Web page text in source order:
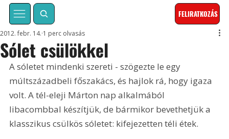
FELIRATKOZÁS
Sólet csülökkel
2012. febr. 14. 1 perc olvasás
A sóletet mindenki szereti - szögezte le egy
múltszázadbeli főszakács, és hajlok rá, hogy igaza
volt. A tél-eleji Márton nap alkalmából
libacombbal készítjük, de bármikor bevethetjük a
klasszikus csülkös sóletet: kifejezetten téli étek.